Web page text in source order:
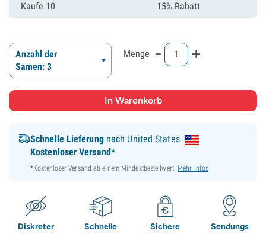
Kaufe 10 15% Rabatt
Anzahl der
Samen: 3
Menge - +
Schnelle Lieferungnach United States
Kostenloser Versand*
*Kostenloser Versand ab einem Mindestbestellwert. Mehr Infos
Diskreter
Schnelle
Sichere
Sendungs